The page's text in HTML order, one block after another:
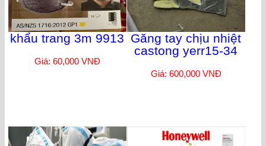
khẩu trang 3m 9913
Giá: 60,000 VNĐ
Găng tay chịu nhiệt
castong yerr15-34
Giá: 600,000 VNĐ